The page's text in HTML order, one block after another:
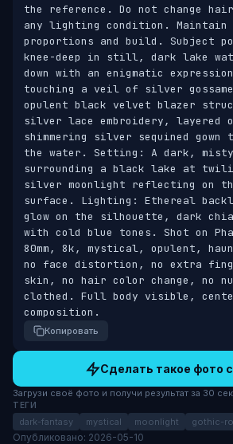
the reference. Do not change
any lighting condition. Maintain
proportions and build. Subject
knee-deep in still, dark lake
down with an enigmatic
touching a veil of silver
opulent black velvet blazer
silver lace embroidery, layered
shimmering silver sequined
the water. Setting: A dark,
surrounding a black lake at
silver moonlight reflecting on
surface. Lighting: Ethereal
glow on the silhouette, dark
with cold blue tones. Shot on
80mm, 8k, mystical, opulent,
no face distortion, no extra
skin, no hair color change, no
clothed. Full body visible,
composition.
Копировать
Сделать такое фото
Загрузи своё фото и получи результат за 30
ТЕГИ
dark-fantasy mystical moonlight gothic-
Опубликовано: 2026-05-10